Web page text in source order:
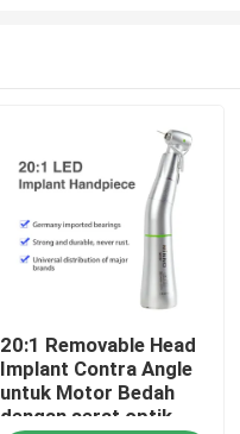
20:1 Removable Head
Implant Contra Angle
untuk Motor Bedah
dengan serat optik